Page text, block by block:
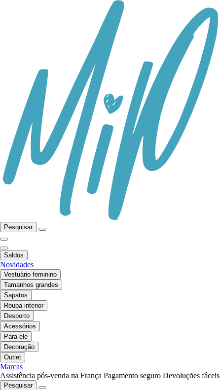
Pesquisar
Saldos
Novidades
Vestuário feminino
Tamanhos grandes
Sapatos
Roupa interior
Desporto
Acessórios
Para ele
Decoração
Outlet
Marcas
Assistência pós-venda na França Pagamento seguro Devoluções fáceis
Pesquisar